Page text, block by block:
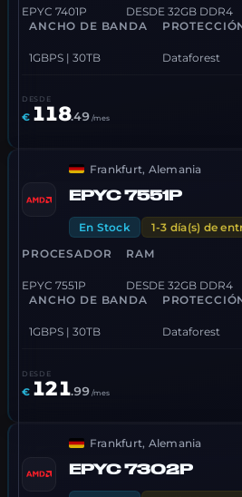
EPYC 7401P DESDE 32GB DDR4
ANCHO DE BANDA
1GBPS | 30TB Dataforest
DESDE
€ 118.49 /mes
Frankfurt, Alemania
EPYC 7551P
En Stock
1-3 día(s) de
PROCESADOR
EPYC 7551P
RAM
DESDE 32GB DDR4
ANCHO DE BANDA
1GBPS | 30TB Dataforest
DESDE
€ 121.99 /mes
Frankfurt, Alemania
EPYC 7302P